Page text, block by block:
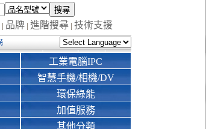
| 品牌| 進階搜尋| 技術支援
工業電腦IPC
智慧手機/相機/DV
環保綠能
加值服務
其他分類